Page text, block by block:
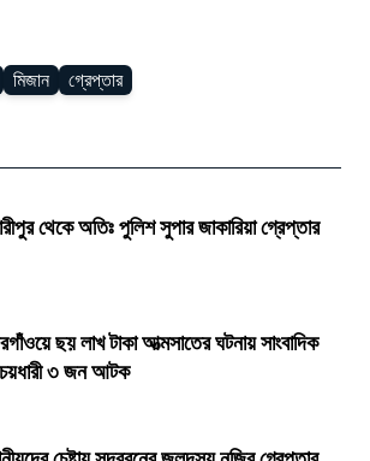
মিজান গ্রেপ্তার
থেকে অতিঃ পুলিশ সুপার জাকারিয়া গ্রেপ্তার
ছয় লাখ টাকা আত্মসাতের ঘটনায় সাংবাদিক
৩ জন আটক